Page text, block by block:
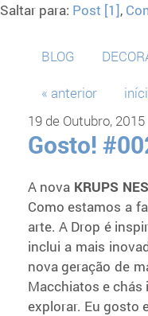
Saltar para: Post [1],
BLOG
« anterior
19 de Outubro, 2015
Gosto!
A nova KRUPS
Como estamos a
arte. A Drop é
inclui a mais
nova geração de
Macchiatos e
explorar. Eu gosto